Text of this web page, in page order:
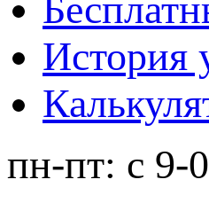
История
пн-пт: с 9-